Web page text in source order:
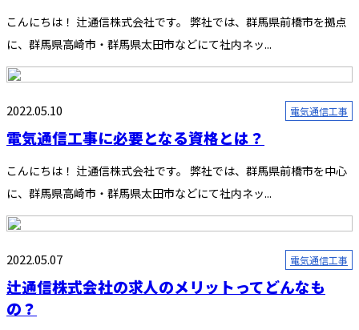
こんにちは！ 辻通信株式会社です。 弊社では、群馬県前橋市を拠点
に、群馬県高崎市・群馬県太田市などにて社内ネッ...
2022.05.10 電気通信工事
電気通信工事に必要となる資格とは？
こんにちは！ 辻通信株式会社です。 弊社では、群馬県前橋市を中心
に、群馬県高崎市・群馬県太田市などにて社内ネッ...
2022.05.07 電気通信工事
辻通信株式会社の求人のメリットってどんなも
の？